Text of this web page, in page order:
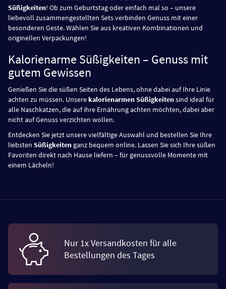
Süßigkeiten! Ob zum Geburtstag oder einfach mal so – unsere
liebevoll zusammengestellten Sets verbinden Genuss mit einer
besonderen Geste. Wählen Sie aus kreativen Kombinationen und
originellen Verpackungen!
Kalorienarme Süßigkeiten – Genuss mit
gutem Gewissen
Genießen Sie die süßen Seiten des Lebens, ohne dabei auf Ihre Linie
achten zu müssen. Unsere kalorienarmen Süßigkeitensind ideal für
alle Naschkatzen, die auf ihre Ernährung achten möchten, dabei aber
nicht auf Genuss verzichten wollen.
Entdecken Sie jetzt unsere vielfältige Auswahl und bestellen Sie Ihre
liebsten Süßigkeiten ganz bequem online. Lassen Sie sich Ihre süßen
Favoriten direkt nach Hause liefern – für genussvolle Momente mit
einem Lächeln!
Nur 1x Versandkosten für alle
Bestellungen des Tages